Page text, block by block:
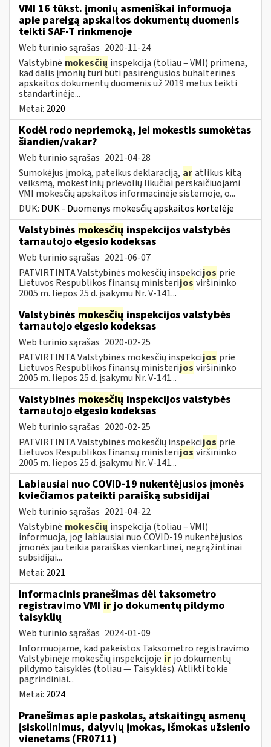
VMI 16 tūkst. įmonių asmeniškai informuoja
apie pareigą apskaitos dokumentų duomenis
teikti SAF-T rinkmenoje
Web turinio sąrašas 2020-11-24
Valstybinė mokesčių inspekcija (toliau – VMI) primena,
kad dalis įmonių turi būti pasirengusios buhalterinės
apskaitos dokumentų duomenis už 2019 metus teikti
standartinėje...
Metai: 2020
Kodėl rodo nepriemoką, jei mokestis sumokėtas
šiandien/vakar?
Web turinio sąrašas 2021-04-28
Sumokėjus įmoką, pateikus deklaraciją, aratlikus kitą
veiksmą, mokestinių prievolių likučiai perskaičiuojami
VMI mokesčių apskaitos informacinėje sistemoje, o...
DUK: DUK - Duomenys mokesčių apskaitos kortelėje
Valstybinės mokesčių inspekcijos valstybės
tarnautojo elgesio kodeksas
Web turinio sąrašas 2021-06-07
PATVIRTINTA Valstybinės mokesčių inspekcijos prie
Lietuvos Respublikos finansų ministerijos viršininko
2005 m. liepos 25 d. įsakymu Nr. V-141...
Valstybinės mokesčių inspekcijos valstybės
tarnautojo elgesio kodeksas
Web turinio sąrašas 2020-02-25
PATVIRTINTA Valstybinės mokesčių inspekcijos prie
Lietuvos Respublikos finansų ministerijos viršininko
2005 m. liepos 25 d. įsakymu Nr. V-141...
Valstybinės mokesčių inspekcijos valstybės
tarnautojo elgesio kodeksas
Web turinio sąrašas 2020-02-25
PATVIRTINTA Valstybinės mokesčių inspekcijos prie
Lietuvos Respublikos finansų ministerijos viršininko
2005 m. liepos 25 d. įsakymu Nr. V-141...
Labiausiai nuo COVID-19 nukentėjusios įmonės
kviečiamos pateikti paraišką subsidijai
Web turinio sąrašas 2021-04-22
Valstybinė mokesčių inspekcija (toliau – VMI)
informuoja, jog labiausiai nuo COVID-19 nukentėjusios
įmonės jau teikia paraiškas vienkartinei, negrąžintinai
subsidijai...
Metai: 2021
Informacinis pranešimas dėl taksometro
registravimo VMI irjo dokumentų pildymo
taisyklių
Web turinio sąrašas 2024-01-09
Informuojame, kad pakeistos Taksometro registravimo
Valstybinėje mokesčių inspekcijoje ir jo dokumentų
pildymo taisyklės (toliau — Taisyklės). Atlikti tokie
pagrindiniai...
Metai: 2024
Pranešimas apie paskolas, atskaitingų asmenų
įsiskolinimus, dalyvių įmokas, išmokas užsienio
vienetams (FR0711)